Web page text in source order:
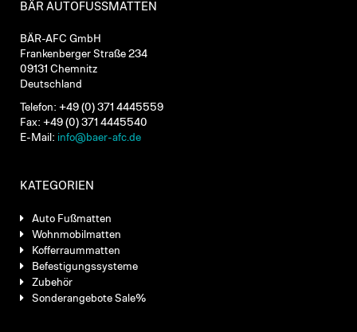
BÄR AUTOFUSSMATTEN
BÄR-AFC GmbH
Frankenberger Straße 234
09131 Chemnitz
Deutschland
Telefon: +49 (0) 371 4445559
Fax: +49 (0) 371 4445540
E-Mail: info@baer-afc.de
KATEGORIEN
Auto Fußmatten
Wohnmobilmatten
Kofferraummatten
Befestigungssysteme
Zubehör
Sonderangebote Sale%